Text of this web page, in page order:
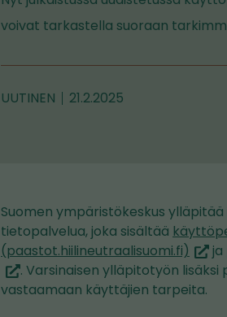
voivat tarkastella suoraan
UUTINEN 21.2.2025
Suomen ympäristökeskus
tietopalvelua, joka sisältää
(paastot.hiilineutraalisuomi.fi)
ja
. Varsinaisen ylläpitotyön
vastaamaan käyttäjien tarpeita.